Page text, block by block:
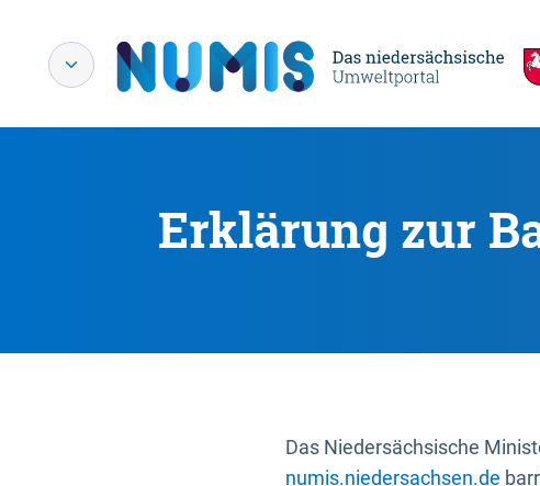
Erklärung zur
Das Niedersächsische
numis.niedersachsen.de